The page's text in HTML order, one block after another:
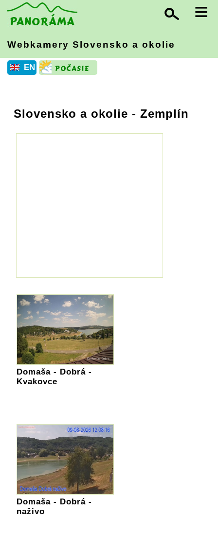
≡
Webkamery Slovensko a okolie
EN
Slovensko a okolie - Zemplín
Domaša - Dobrá -
Kvakovce
Domaša - Dobrá -
naživo